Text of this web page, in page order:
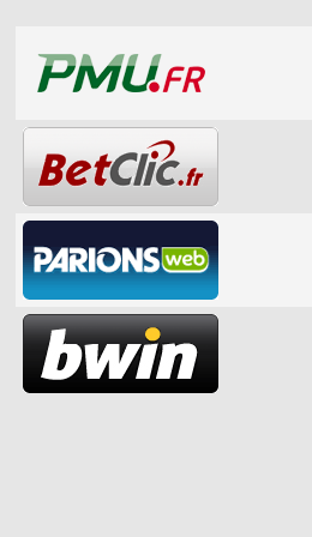
LES STADES
HISTORIQUE
COUPE DES CONFÉDÉRATIONS